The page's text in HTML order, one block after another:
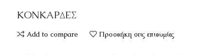
ΚΟΝΚΑΡΔΕΣ
Add to compare Προσθήκη στις επιθυμίες